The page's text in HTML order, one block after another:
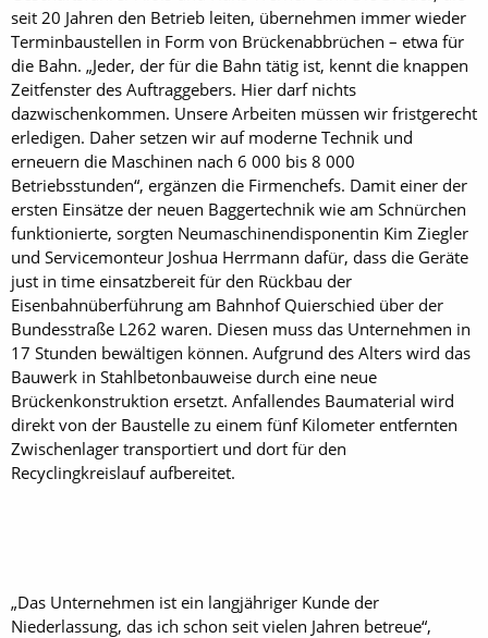
seit 20 Jahren den Betrieb leiten, übernehmen immer wieder
Terminbaustellen in Form von Brückenabbrüchen – etwa für
die Bahn. „Jeder, der für die Bahn tätig ist, kennt die knappen
Zeitfenster des Auftraggebers. Hier darf nichts
dazwischenkommen. Unsere Arbeiten müssen wir fristgerecht
erledigen. Daher setzen wir auf moderne Technik und
erneuern die Maschinen nach 6 000 bis 8 000
Betriebsstunden“, ergänzen die Firmenchefs. Damit einer der
ersten Einsätze der neuen Baggertechnik wie am Schnürchen
funktionierte, sorgten Neumaschinendisponentin Kim Ziegler
und Servicemonteur Joshua Herrmann dafür, dass die Geräte
just in time einsatzbereit für den Rückbau der
Eisenbahnüberführung am Bahnhof Quierschied über der
Bundesstraße L262 waren. Diesen muss das Unternehmen in
17 Stunden bewältigen können. Aufgrund des Alters wird das
Bauwerk in Stahlbetonbauweise durch eine neue
Brückenkonstruktion ersetzt. Anfallendes Baumaterial wird
direkt von der Baustelle zu einem fünf Kilometer entfernten
Zwischenlager transportiert und dort für den
Recyclingkreislauf aufbereitet.
„Das Unternehmen ist ein langjähriger Kunde der
Niederlassung, das ich schon seit vielen Jahren betreue“,